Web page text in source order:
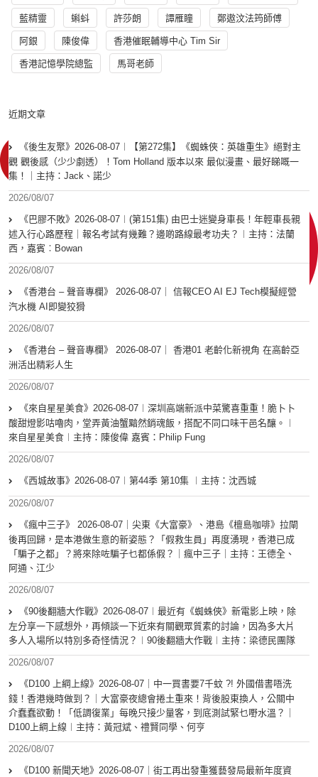
藍精靈 蝌蚪 許莎朗 譚雁瞳 鄭遨汶法筠師傅
阿銀 陳俊偉 香港催眠輔導中心 Tim Sir
香港記憶學院總監 馬哥老師
近期文章
《後生友聚》2026-08-07︱【第272集】《蜘蛛俠：英雄重生》絕對主
觀 觀後感（少少劇透）！Tom Holland 版本以來 最似漫畫、最好睇嘅一
集！｜主持：Jack、諾少
2026/08/07
《巴膠不敗》2026-08-07︱(第151集) 由巴士迷變身車長！年輕車長親
述入行心路歷程｜報名考試有幾難？邊啲路線最考功夫？︱主持：法蘭
西，嘉賓︰Bowan
2026/08/07
《香港台 – 聲音專欄》 2026-08-07｜ 信報CEO AI EJ Tech模擬經營
汽水機 AI即變狡猾
2026/08/07
《香港台 – 聲音專欄》 2026-08-07｜ 香港01 老齡化新視角 在高齡亞
洲活出精彩人生
2026/08/07
《來自星星美食》2026-08-07︱深圳高端新派中菜驚喜重重！脆卜卜
酸甜燈影咕嚕肉，堂弄黃油蟹黯然銷魂飯，搭配不同口味干邑名釀。︱
來自星星美食︱主持：陳俊偉 嘉賓：Philip Fung
2026/08/07
《西城故事》2026-08-07︱第44季 第10集 ︱主持：沈西城
2026/08/07
《瘋中三子》 2026-08-07｜尖東《大富豪》、港島《檀島咖啡》拉閘
後再回歸，是本港做生意的新姿態？「假救生員」再度湧現，香港已成
「騙子之都」？將來除咗騙子乜都係假？｜瘋中三子｜主持：王德全、
阿通、江少
2026/08/07
《90後翻牆大作戰》2026-08-07︱最近有《蜘蛛俠》新電影上映，除
左分享一下感想外，再傾談一下近來有關觀眾質素的討論，因為多大片
多人入場所以特別多奇怪情況？︱90後翻牆大作戰︱主持：梁德民團隊
2026/08/07
《D100 上綱上線》2026-08-07｜中一買書要7千蚊 ?! 外國借書唔洗
錢！香港幾時做到？｜大富豪夜總會捲土重來！背後股東換人，公關中
介蠢蠢欲動！「低調復業」每晚只接少量客，到底測試緊乜嘢水溫？｜
D100上綱上線︱主持：黃冠斌、禮賢同學、何亨
2026/08/07
《D100 新聞天地》2026-08-07｜街工再出發重獲藝發局最新年度資